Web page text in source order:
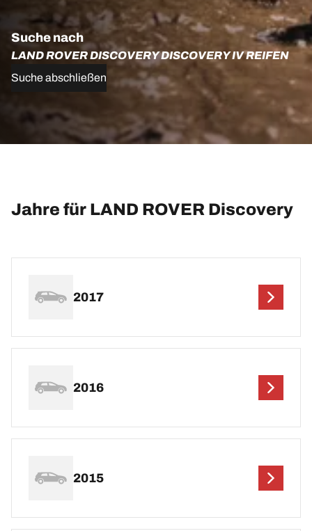
Suche nach
LAND ROVER DISCOVERY DISCOVERY IV REIFEN
Suche abschließen
Jahre für LAND ROVER Discovery
2017
2016
2015